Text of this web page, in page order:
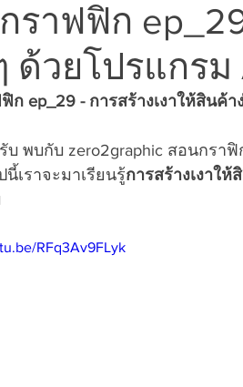
ราฟฟิก
ด้วยโปรแกรม
ก ep_29 - การสร้างเงาให้สินค้า
บ พบกับ zero2graphic สอนกรา
นี้เราจะมาเรียนรู้การสร้างเงาให้
RFq3Av9FLyk